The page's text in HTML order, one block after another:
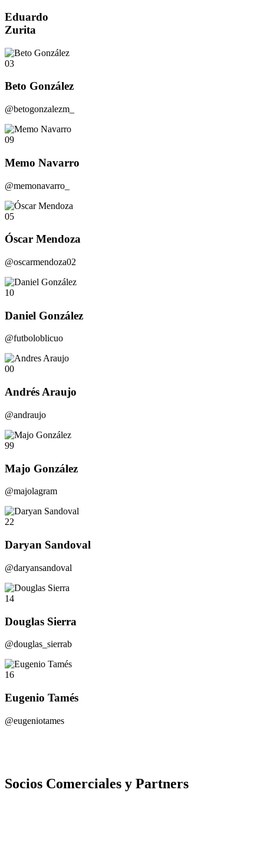
Eduardo
Zurita
03
Beto González
@betogonzalezm_
09
Memo Navarro
@memonavarro_
05
Óscar Mendoza
@oscarmendoza02
10
Daniel González
@futboloblicuo
00
Andrés Araujo
@andraujo
99
Majo González
@majolagram
22
Daryan Sandoval
@daryansandoval
14
Douglas Sierra
@douglas_sierrab
16
Eugenio Tamés
@eugeniotames
Socios Comerciales y Partners